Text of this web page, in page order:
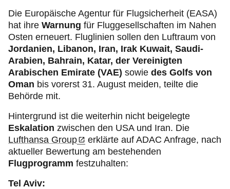
Die Europäische Agentur für Flugsicherheit (EASA)
hat ihre Warnung für Fluggesellschaften im Nahen
Osten erneuert. Fluglinien sollen den Luftraum von
Jordanien, Libanon, Iran, Irak Kuwait, Saudi-
Arabien, Bahrain, Katar, der Vereinigten
Arabischen Emirate (VAE) sowie des Golfs von
Oman bis vorerst 31. August meiden, teilte die
Behörde mit.
Hintergrund ist die weiterhin nicht beigelegte
Eskalation zwischen den USA und Iran. Die
Lufthansa Group
erklärte auf ADAC Anfrage, nach
aktueller Bewertung am bestehenden
Flugprogramm festzuhalten:
Tel Aviv: